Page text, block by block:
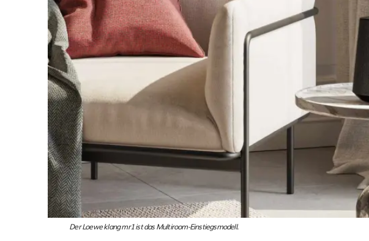
Der Loewe klang mr1 ist das Multiroom-Einstiegsmodell.